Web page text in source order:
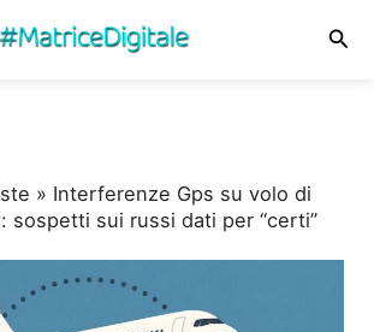
» Interferenze Gps su volo di
sospetti sui russi dati per “certi”